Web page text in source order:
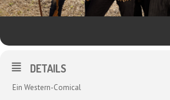
DETAILS
Ein Western-Comical